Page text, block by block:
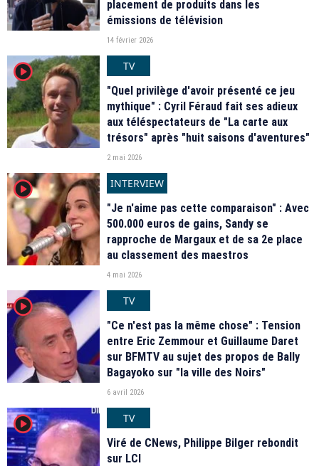
placement de produits dans les
émissions de télévision
14 février 2026
player2
TV
"Quel privilège d'avoir présenté ce jeu
mythique" : Cyril Féraud fait ses adieux
aux téléspectateurs de "La carte aux
trésors" après "huit saisons d'aventures"
2 mai 2026
player2
INTERVIEW
"Je n'aime pas cette comparaison" : Avec
500.000 euros de gains, Sandy se
rapproche de Margaux et de sa 2e place
au classement des maestros
4 mai 2026
player2
TV
"Ce n'est pas la même chose" : Tension
entre Eric Zemmour et Guillaume Daret
sur BFMTV au sujet des propos de Bally
Bagayoko sur "la ville des Noirs"
6 avril 2026
player2
TV
Viré de CNews, Philippe Bilger rebondit
sur LCI